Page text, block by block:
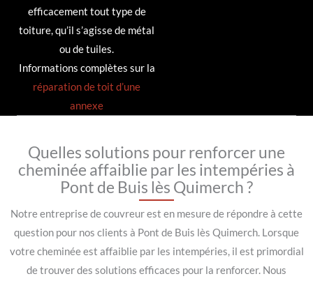
efficacement tout type de
toiture, qu’il s’agisse de métal
ou de tuiles.
Informations complètes sur la
réparation de toit d’une
annexe
Quelles solutions pour renforcer une
cheminée affaiblie par les intempéries à
Pont de Buis lès Quimerch ?
Notre entreprise de couvreur est en mesure de répondre à cette
question pour nos clients à Pont de Buis lès Quimerch. Lorsque
votre cheminée est affaiblie par les intempéries, il est primordial
de trouver des solutions efficaces pour la renforcer. Nous